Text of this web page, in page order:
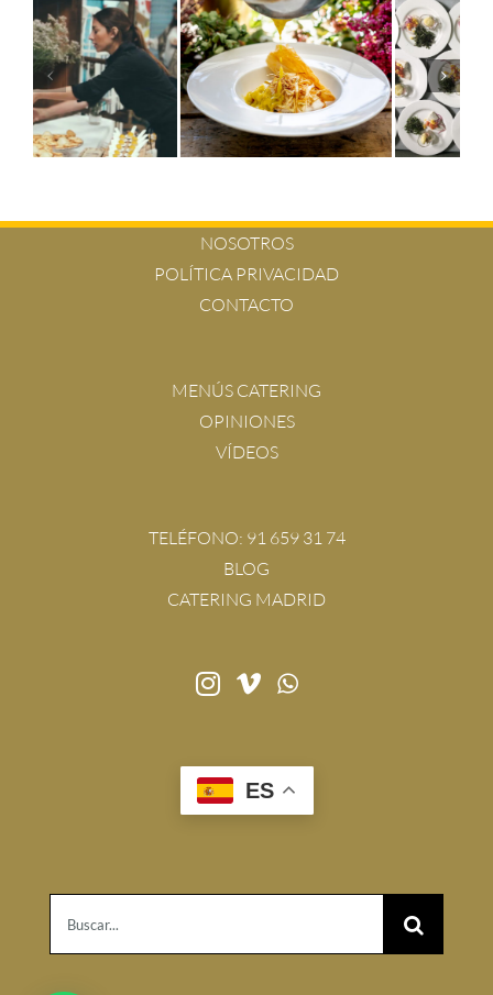
Cómo el
feria en IFEMA
Errores a evitar
al elegir el
corporativo de
empresa
NOSOTROS
POLÍTICA PRIVACIDAD
CONTACTO
MENÚS CATERING
OPINIONES
VÍDEOS
TELÉFONO: 91 659 31 74
BLOG
CATERING MADRID
ES